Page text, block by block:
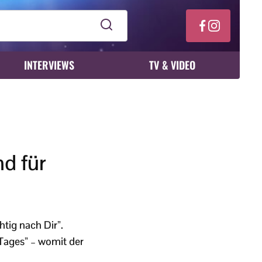
INTERVIEWS TV & VIDEO
für
nach Dir”.
– womit der